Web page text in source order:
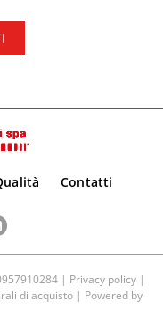
Contatti
LinkedIn
| Privacy policy |
di acquisto| Powered by